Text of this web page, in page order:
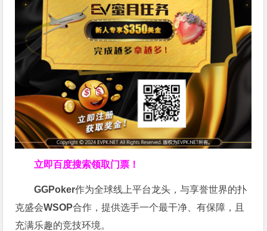
立即百度搜索领取门票！
GGPoker作为全球线上平台龙头，与享誉世界的扑
克盛会WSOP合作，提供选手一个最干净、有保障，且
充满乐趣的竞技环境。